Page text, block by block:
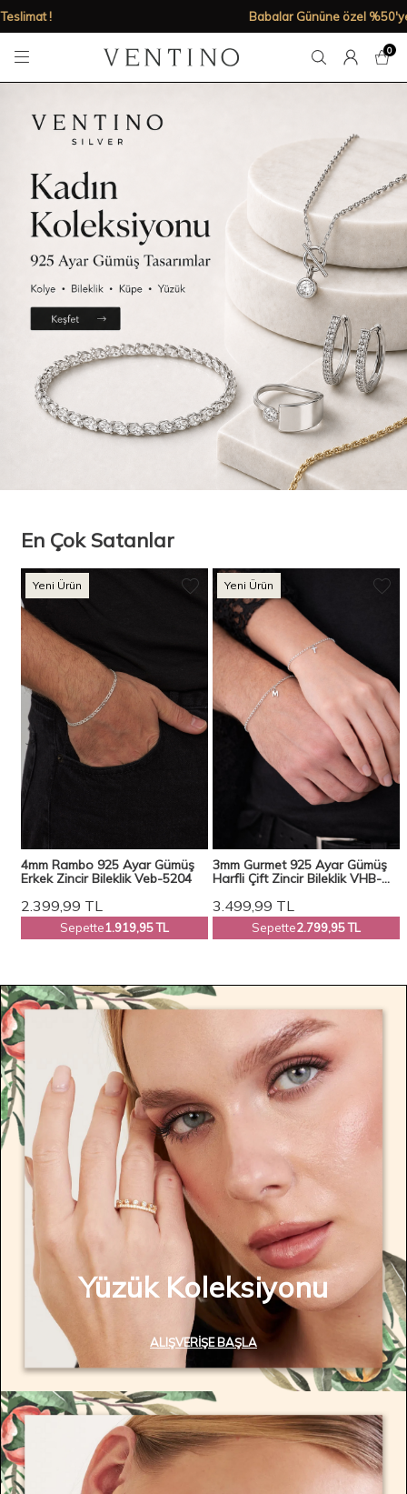
Babalar Gününe özel %50'ye varan indirimler!
0
En Çok Satanlar
Yeni Ürün
4mm Rambo 925 Ayar Gümüş
Erkek Zincir Bileklik Veb-5204
2.399,99 TL
Sepette1.919,95 TL
Yeni Ürün
3mm Gurmet 925 Ayar Gümüş
Harfli Çift Zincir Bileklik VHB-
3.499,99 TL
Sepette2.799,95 TL
Yüzük Koleksiyonu
ALIŞVERIŞE BAŞLA